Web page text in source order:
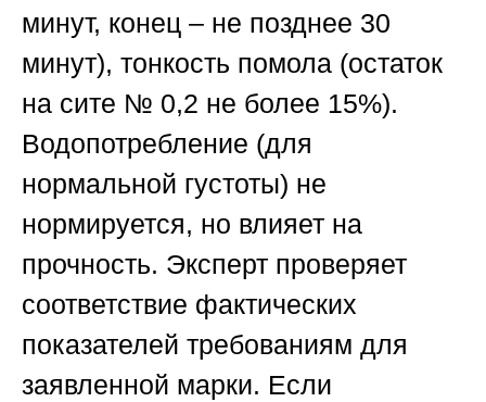
минут, конец – не позднее 30
минут), тонкость помола (остаток
на сите № 0,2 не более 15%).
Водопотребление (для
нормальной густоты) не
нормируется, но влияет на
прочность. Эксперт проверяет
соответствие фактических
показателей требованиям для
заявленной марки. Если